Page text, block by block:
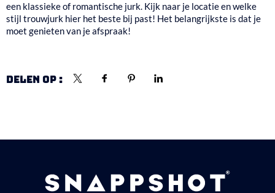
een klassieke of romantische jurk. Kijk naar je locatie en welke
stijl trouwjurk hier het beste bij past! Het belangrijkste is dat je
moet genieten van je afspraak!
DELEN OP :